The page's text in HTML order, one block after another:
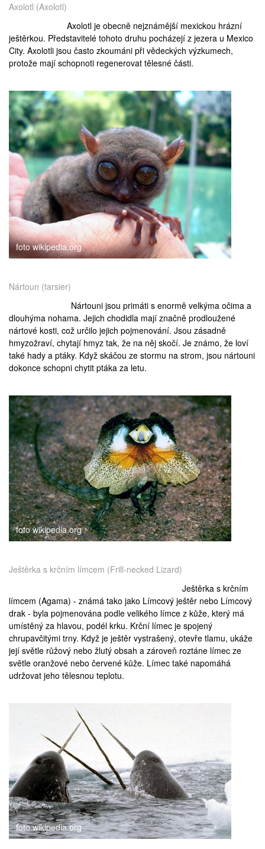
Axolotl (Axolotl)
Axolotl je obecně nejznámější mexickou hrázní
ještěrkou. Představitelé tohoto druhu pocházejí z jezera u Mexico
City. Axolotli jsou často zkoumáni při vědeckých výzkumech,
protože mají schopnoti regenerovat tělesné části.
foto wikipedia.org
Nártoun (tarsier)
Nártouni jsou primáti s enormě velkýma očima a
dlouhýma nohama. Jejich chodidla mají značně prodloužené
nártové kosti, což určilo jejich pojmenování. Jsou zásadně
hmyzožraví, chytají hmyz tak, že na něj skočí. Je známo, že loví
také hady a ptáky. Když skáčou ze stormu na strom, jsou nártouni
dokonce schopni chytit ptáka za letu.
foto wikipedia.org
Ještěrka s krčním límcem (Frill-necked Lizard)
Ještěrka s krčním
límcem (Agama) - známá tako jako Límcový ještěr nebo Límcový
drak - byla pojmenována podle velikého límce z kůže, který má
umístěný za hlavou, podél krku. Krční límec je spojený
chrupavčitými trny. Když je ještěr vystrašený, otevře tlamu, ukáže
její světle růžový nebo žlutý obsah a zároveň roztáne límec ze
světle oranžové nebo červené kůže. Límec také napomáhá
udržovat jeho tělesnou teplotu.
foto wikipedia.org